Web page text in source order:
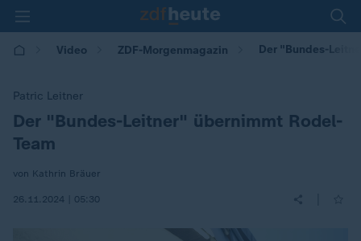
Video ZDF-Morgenmagazin Der "Bundes-
Patric Leitner
:Der "Bundes-Leitner" übernimmt Rodel-
Team
von Kathrin Bräuer
26.11.2024 | 05:30